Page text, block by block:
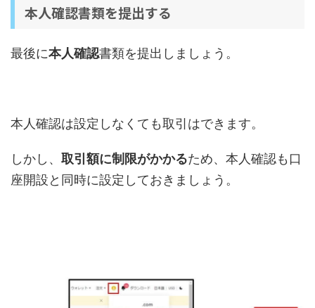
本人確認書類を提出する
最後に本人確認書類を提出しましょう。
本人確認は設定しなくても取引はできます。
しかし、 取引額に制限がかかるため、本人確認も口
座開設と同時に設定しておきましょう。